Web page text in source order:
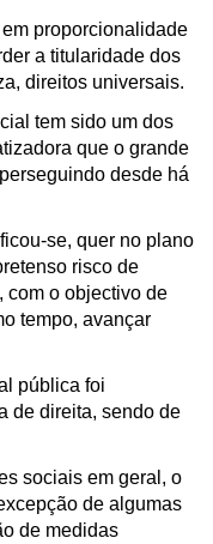
proporcionalidade
a titularidade dos
direitos universais.
tem sido um dos
que o grande
desde há
se, quer no plano
risco de
com o objectivo de
tempo, avançar
pública foi
de direita, sendo de
sociais em geral, o
de algumas
de medidas